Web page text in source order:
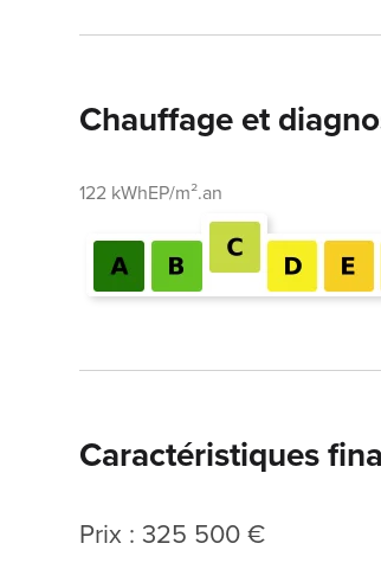
Chauffage et
122 kWhEP/m².an
Caractéristiques
Prix : 325 500 €